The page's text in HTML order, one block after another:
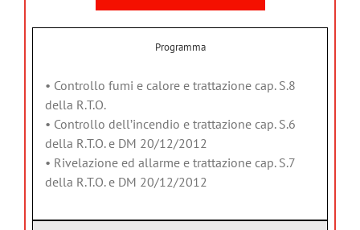
Programma
• Controllo fumi e calore e trattazione cap. S.8
della R.T.O.
• Controllo dell’incendio e trattazione cap. S.6
della R.T.O. e DM 20/12/2012
• Rivelazione ed allarme e trattazione cap. S.7
della R.T.O. e DM 20/12/2012